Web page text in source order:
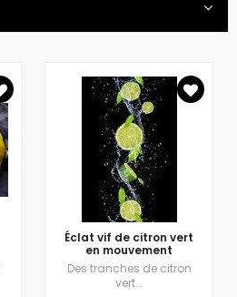
Éclat vif de citron vert
en mouvement
Des tranches de citron
vert...